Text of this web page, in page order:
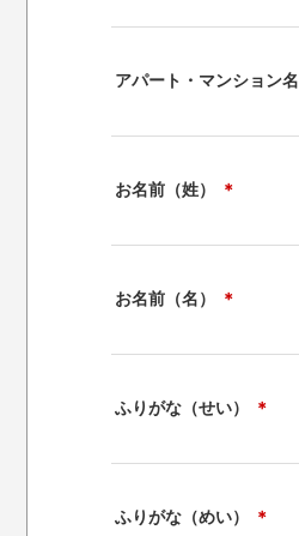
アパート・マンション名
お名前（姓） ＊
お名前（名） ＊
ふりがな（せい） ＊
ふりがな（めい） ＊